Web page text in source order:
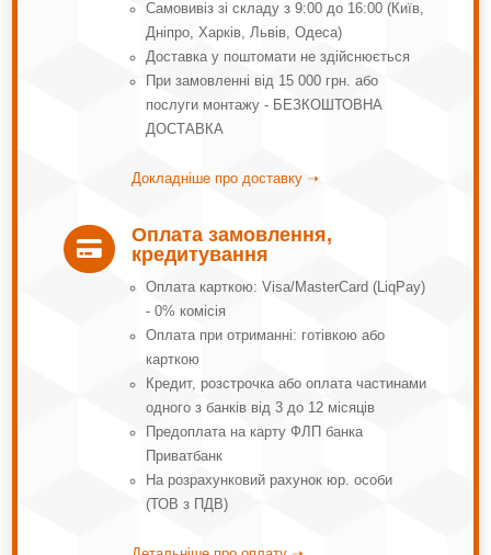
Самовивіз зі складу з 9:00 до 16:00 (Київ,
Дніпро, Харків, Львів, Одеса)
Доставка у поштомати не здійснюється
При замовленні від 15 000 грн. або
послуги монтажу - БЕЗКОШТОВНА
ДОСТАВКА
Докладніше про доставку ➝

Оплата замовлення,
кредитування
Оплата карткою: Visa/MasterCard (LiqPay)
- 0% комісія
Оплата при отриманні: готівкою або
карткою
Кредит, розстрочка або оплата частинами
одного з банків від 3 до 12 місяців
Предоплата на карту ФЛП банка
Приватбанк
На розрахунковий рахунок юр. особи
(ТОВ з ПДВ)